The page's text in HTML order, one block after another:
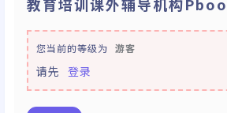
教育培训课外辅导机构
您当前的等级为 游客
请先 登录